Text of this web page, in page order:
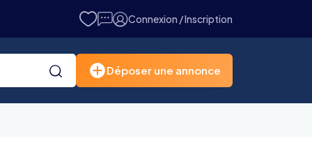
Connexion / Inscription
Déposer une annonce